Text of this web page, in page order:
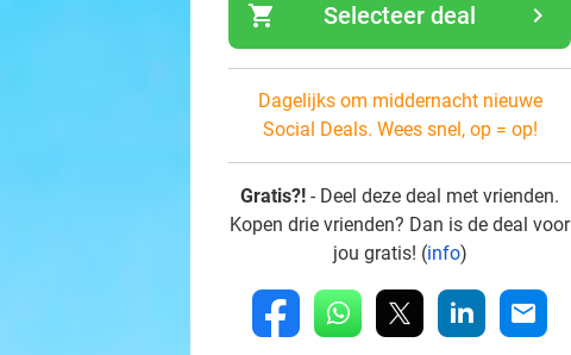
shopping_cart navigate_next
Selecteer deal
Dagelijks om middernacht nieuwe
Social Deals. Wees snel, op = op!
Gratis?! - Deel deze deal met vrienden.
Kopen drie vrienden? Dan is de deal voor
jou gratis! (info)
fb whatsapp linkedin mail